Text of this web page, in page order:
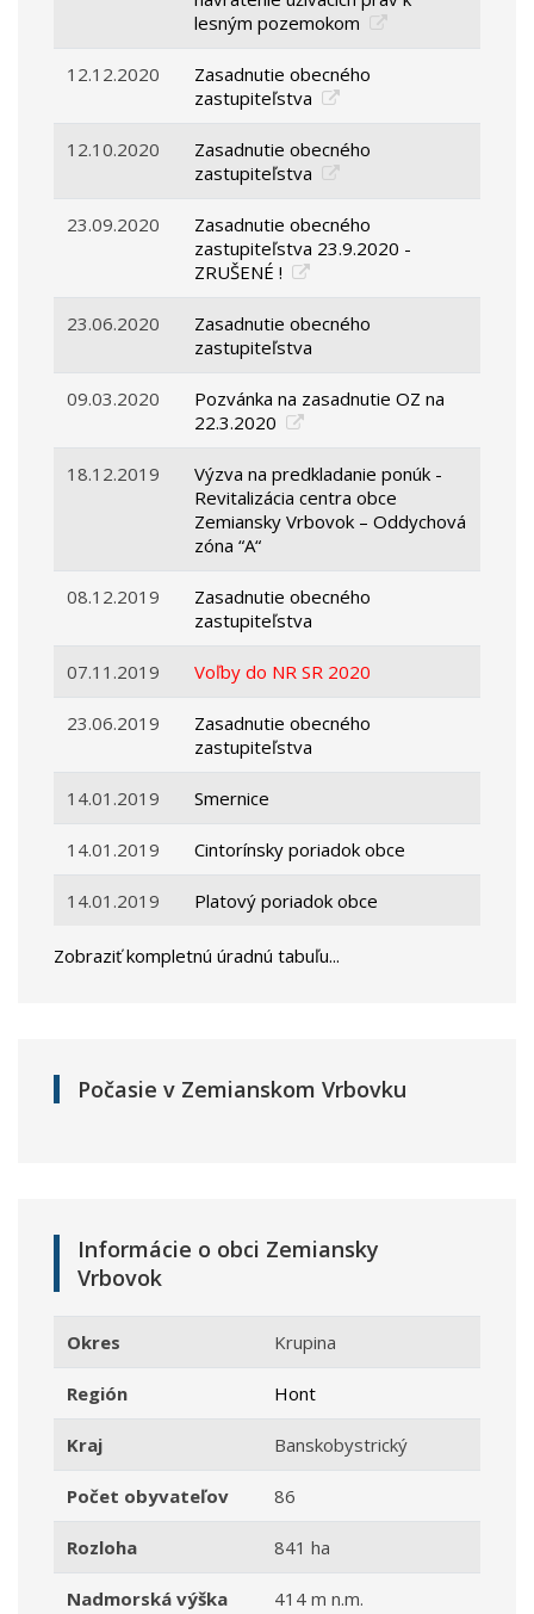
lesným pozemokom
12.12.2020
Zasadnutie obecného
zastupiteľstva
12.10.2020
Zasadnutie obecného
zastupiteľstva
23.09.2020
Zasadnutie obecného
zastupiteľstva 23.9.2020 -
ZRUŠENÉ !
23.06.2020
Zasadnutie obecného
zastupiteľstva
09.03.2020
Pozvánka na zasadnutie OZ na
22.3.2020
18.12.2019
Výzva na predkladanie ponúk -
Revitalizácia centra obce
Zemiansky Vrbovok – Oddychová
zóna “A“
08.12.2019
Zasadnutie obecného
zastupiteľstva
07.11.2019 Voľby do NR SR 2020
23.06.2019
Zasadnutie obecného
zastupiteľstva
14.01.2019 Smernice
14.01.2019 Cintorínsky poriadok obce
14.01.2019 Platový poriadok obce
Zobraziť kompletnú úradnú tabuľu...
Počasie v Zemianskom Vrbovku
Informácie o obci Zemiansky
Vrbovok
Okres Krupina
Región Hont
Kraj Banskobystrický
Počet obyvateľov 86
Rozloha 841 ha
Nadmorská výška 414 m n.m.